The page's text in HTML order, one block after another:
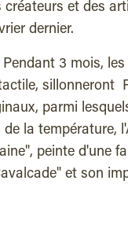
créateurs et des
dernier.
Pendant 3 mois,
sillonneront
parmi
de la température,
peinte d'une
et son